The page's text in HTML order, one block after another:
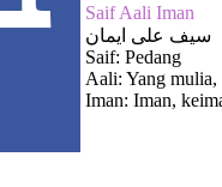
Saif Aali Iman
سيف على ايمان
Saif: Pedang
Aali: Yang
Iman: Iman,